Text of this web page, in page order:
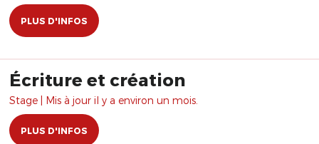
PLUS D'INFOS
Écriture et création
Stage | Mis à jour il y a environ un mois.
PLUS D'INFOS